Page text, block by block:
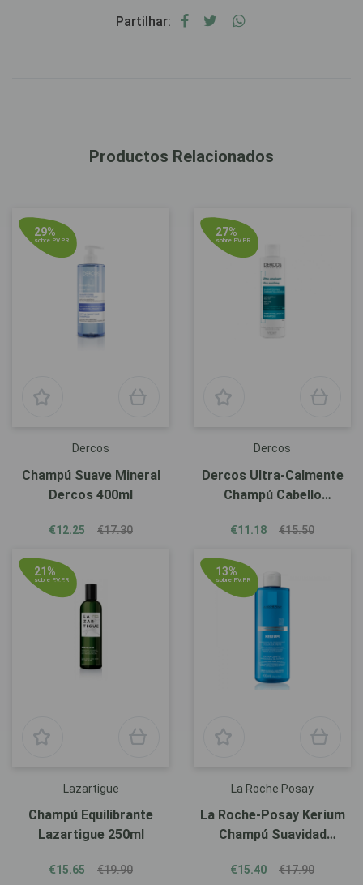
Partilhar:
Productos Relacionados
29%
sobre P.V.P.R
Dercos
Champú Suave Mineral
Dercos 400ml
€12.25 €17.30
27%
sobre P.V.P.R
Dercos
Dercos Ultra-Calmente
Champú Cabello
€11.18 €15.50
21%
sobre P.V.P.R
Lazartigue
Champú Equilibrante
Lazartigue 250ml
€15.65 €19.90
13%
sobre P.V.P.R
La Roche Posay
La Roche-Posay Kerium
Champú Suavidad
€15.40 €17.90